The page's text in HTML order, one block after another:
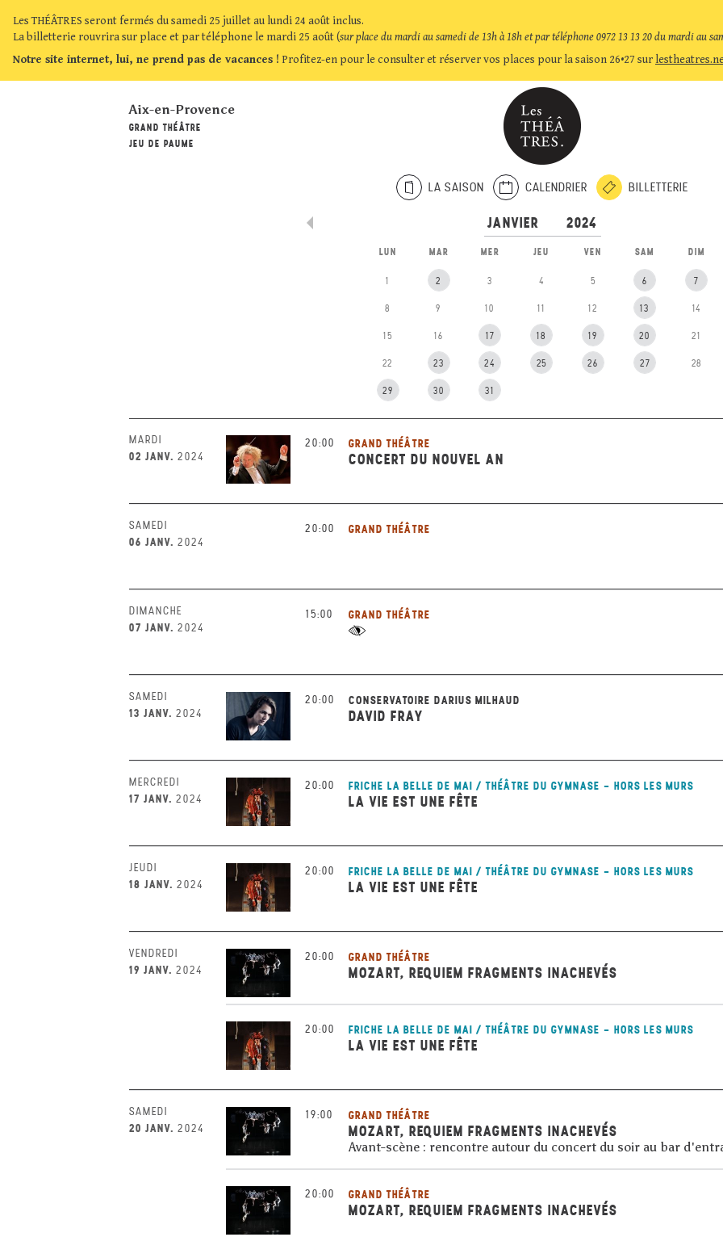
Les THÉÂTRES seront fermés du samedi 25 juillet au lundi 24 août inclus.
La billetterie rouvrira sur place et par téléphone le mardi 25 août (sur place du mardi au samedi de 13h à 18h et par téléphone 0972 13 13 20 du mardi au
Notre site internet, lui, ne prend pas de vacances ! Profitez-en pour le consulter et réserver vos places pour la saison 26•27 sur
Aix-en-Provence
GRAND THÉÂTRE
JEU DE PAUME
LA SAISON CALENDRIER BILLETTERIE
LUN MAR MER JEU VEN SAM DIM
1 2 3 4 5 6 7
8 9 10 11 12 13 14
15 16 17 18 19 20 21
22 23 24 25 26 27 28
29 30 31
MARDI
02 JANV. 2024
20:00 GRAND THÉÂTRE
CONCERT DU NOUVEL AN
SAMEDI
06 JANV. 2024
20:00 GRAND THÉÂTRE
DIMANCHE
07 JANV. 2024
15:00 GRAND THÉÂTRE
SAMEDI
13 JANV. 2024
20:00 CONSERVATOIRE DARIUS MILHAUD
DAVID FRAY
MERCREDI
17 JANV. 2024
20:00 FRICHE LA BELLE DE MAI / THÉÂTRE DU GYMNASE - HORS LES MURS
LA VIE EST UNE FÊTE
JEUDI
18 JANV. 2024
20:00 FRICHE LA BELLE DE MAI / THÉÂTRE DU GYMNASE - HORS LES MURS
LA VIE EST UNE FÊTE
VENDREDI
19 JANV. 2024
20:00 GRAND THÉÂTRE
MOZART, REQUIEM FRAGMENTS INACHEVÉS
20:00 FRICHE LA BELLE DE MAI / THÉÂTRE DU GYMNASE - HORS LES MURS
LA VIE EST UNE FÊTE
SAMEDI
20 JANV. 2024
19:00 GRAND THÉÂTRE
MOZART, REQUIEM FRAGMENTS INACHEVÉS
Avant-scène : rencontre autour du concert du soir au bar
20:00 GRAND THÉÂTRE
MOZART, REQUIEM FRAGMENTS INACHEVÉS